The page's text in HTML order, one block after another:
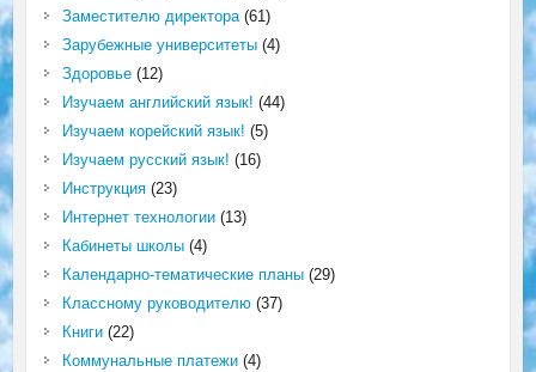
Заместителю директора(61)
Зарубежные университеты(4)
Здоровье(12)
Изучаем английский язык! (44)
Изучаем корейский язык! (5)
Изучаем русский язык! (16)
Инструкция(23)
Интернет технологии(13)
Кабинеты школы(4)
Календарно-тематические планы(29)
Классному руководителю(37)
Книги(22)
Коммунальные платежи(4)